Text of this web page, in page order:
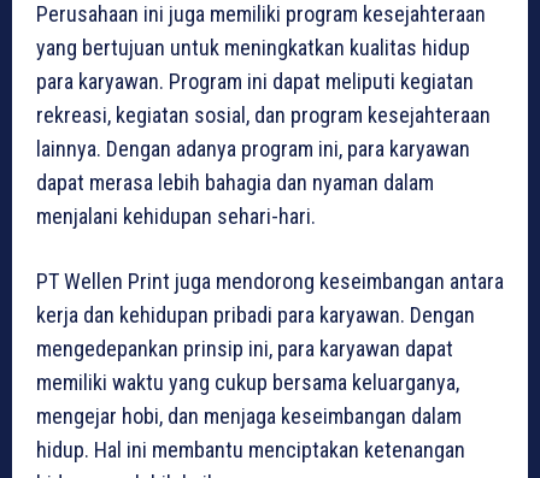
Perusahaan ini juga memiliki program kesejahteraan
yang bertujuan untuk meningkatkan kualitas hidup
para karyawan. Program ini dapat meliputi kegiatan
rekreasi, kegiatan sosial, dan program kesejahteraan
lainnya. Dengan adanya program ini, para karyawan
dapat merasa lebih bahagia dan nyaman dalam
menjalani kehidupan sehari-hari.
PT Wellen Print juga mendorong keseimbangan antara
kerja dan kehidupan pribadi para karyawan. Dengan
mengedepankan prinsip ini, para karyawan dapat
memiliki waktu yang cukup bersama keluarganya,
mengejar hobi, dan menjaga keseimbangan dalam
hidup. Hal ini membantu menciptakan ketenangan